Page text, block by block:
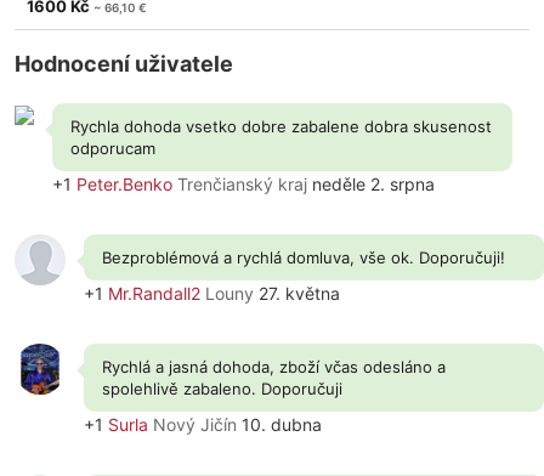
1600 Kč ~ 66,10 €
Hodnocení uživatele
Rychla dohoda vsetko dobre zabalene dobra skusenost
odporucam
+1 Peter.Benko Trenčianský kraj neděle 2. srpna
Bezproblémová a rychlá domluva, vše ok. Doporučuji!
+1 Mr.Randall2 Louny 27. května
Rychlá a jasná dohoda, zboží včas odesláno a
spolehlivě zabaleno. Doporučuji
+1 Surla Nový Jičín 10. dubna